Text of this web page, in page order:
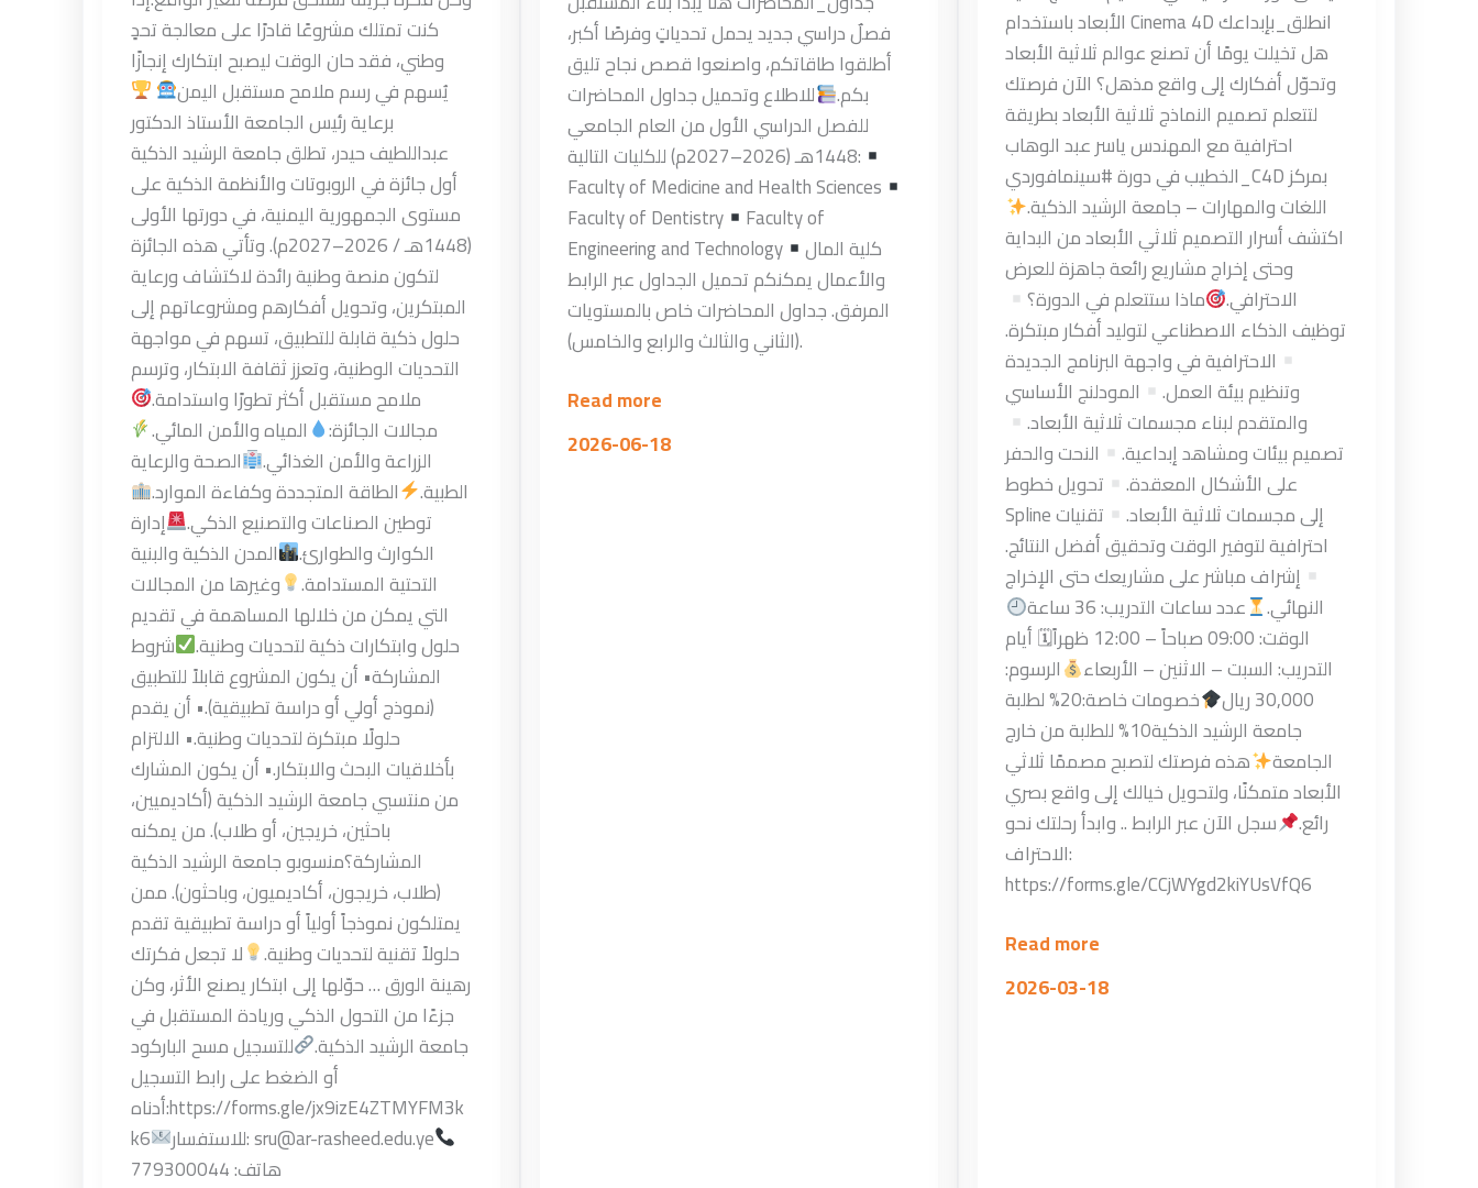
كنت تمتلك مشروعًا قادرًا على معالجة تحدٍ
وطني، فقد حان الوقت ليصبح ابتكارك إنجازًا
يُسهم في رسم ملامح مستقبل اليمن
برعاية رئيس الجامعة الأستاذ الدكتور
عبداللطيف حيدر، تطلق جامعة الرشيد الذكية
أول جائزة في الروبوتات والأنظمة الذكية على
مستوى الجمهورية اليمنية، في دورتها الأولى
(1448هـ / 2026–2027م). وتأتي هذه الجائزة
لتكون منصة وطنية رائدة لاكتشاف ورعاية
المبتكرين، وتحويل أفكارهم ومشروعاتهم إلى
حلول ذكية قابلة للتطبيق، تسهم في مواجهة
التحديات الوطنية، وتعزز ثقافة الابتكار، وترسم
ملامح مستقبل أكثر تطورًا واستدامة.
مجالات الجائزة:
المياه والأمن المائي.
الزراعة والأمن الغذائي.
الصحة والرعاية
الطبية.
الطاقة المتجددة وكفاءة الموارد.
توطين الصناعات والتصنيع الذكي.
إدارة
الكوارث والطوارئ.
المدن الذكية والبنية
التحتية المستدامة.
وغيرها من المجالات
التي يمكن من خلالها المساهمة في تقديم
حلول وابتكارات ذكية لتحديات وطنية.
شروط
المشاركة• أن يكون المشروع قابلاً للتطبيق
(نموذج أولي أو دراسة تطبيقية).• أن يقدم
حلولًا مبتكرة لتحديات وطنية.• الالتزام
بأخلاقيات البحث والابتكار.• أن يكون المشارك
من منتسبي جامعة الرشيد الذكية (أكاديميين،
باحثين، خريجين، أو طلاب). من يمكنه
المشاركة؟​منسوبو جامعة الرشيد الذكية
(طلاب، خريجون، أكاديميون، وباحثون). ممن
يمتلكون نموذجاً أولياً أو دراسة تطبيقية تقدم
حلولاً تقنية لتحديات وطنية.
لا تجعل فكرتك
رهينة الورق … حوّلها إلى ابتكار يصنع الأثر، وكن
جزءًا من التحول الذكي وريادة المستقبل في
جامعة الرشيد الذكية.
للتسجيل مسح الباركود
أو الضغط على رابط التسجيل
أدناه:https://forms.gle/jx9izE4ZTMYFM3k
k6
للاستفسار: sru@ar-rasheed.edu.ye
هاتف: 779300044
فصلٌ دراسي جديد يحمل تحدياتٍ وفرصًا أكبر،
أطلقوا طاقاتكم، واصنعوا قصص نجاح تليق
بكم.
للاطلاع وتحميل جداول المحاضرات
للفصل الدراسي الأول من العام الجامعي
1448هـ (2026–2027م) للكليات التالية:
Faculty of Medicine and Health Sciences
Faculty of Dentistry
Faculty of
Engineering and Technology
كلية المال
والأعمال يمكنكم تحميل الجداول عبر الرابط
المرفق. جداول المحاضرات خاص بالمستويات
(الثاني والثالث والرابع والخامس).
Read more
2026-06-18
الأبعاد باستخدام Cinema 4D انطلق_بإبداعك
هل تخيلت يومًا أن تصنع عوالم ثلاثية الأبعاد
وتحوّل أفكارك إلى واقع مذهل؟ الآن فرصتك
لتتعلم تصميم النماذج ثلاثية الأبعاد بطريقة
احترافية مع المهندس ياسر عبد الوهاب
الخطيب في دورة #سينمافوردي_C4D بمركز
اللغات والمهارات – جامعة الرشيد الذكية.
اكتشف أسرار التصميم ثلاثي الأبعاد من البداية
وحتى إخراج مشاريع رائعة جاهزة للعرض
الاحترافي.
ماذا ستتعلم في الدورة؟
توظيف الذكاء الاصطناعي لتوليد أفكار مبتكرة.
الاحترافية في واجهة البرنامج الجديدة
وتنظيم بيئة العمل.
المودلنج الأساسي
والمتقدم لبناء مجسمات ثلاثية الأبعاد.
تصميم بيئات ومشاهد إبداعية.
النحت والحفر
على الأشكال المعقدة.
تحويل خطوط
Spline إلى مجسمات ثلاثية الأبعاد.
تقنيات
احترافية لتوفير الوقت وتحقيق أفضل النتائج.
إشراف مباشر على مشاريعك حتى الإخراج
النهائي.
عدد ساعات التدريب: 36 ساعة
الوقت: 09:00 صباحاً – 12:00 ظهراً🗓 أيام
التدريب: السبت – الاثنين – الأربعاء
الرسوم:
30,000 ريال
خصومات خاصة:20% لطلبة
جامعة الرشيد الذكية10% للطلبة من خارج
الجامعة
هذه فرصتك لتصبح مصممًا ثلاثي
الأبعاد متمكنًا، ولتحويل خيالك إلى واقع بصري
رائع.
سجل الآن عبر الرابط .. وابدأ رحلتك نحو
الاحتراف:
https://forms.gle/CCjWYgd2kiYUsVfQ6
Read more
2026-03-18